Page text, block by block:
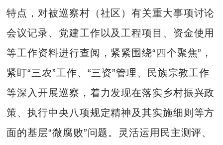
特点，对被巡察村（社区）有关重大事项讨论
会议记录、党建工作以及工程项目、资金使用
等工作资料进行查阅，紧紧围绕“四个聚焦”，
紧盯“三农”工作、“三资”管理、民族宗教工作
等深入开展巡察，着力发现在落实乡村振兴政
策、执行中央八项规定精神及其实施细则等方
面的基层“微腐败”问题。灵活运用民主测评、